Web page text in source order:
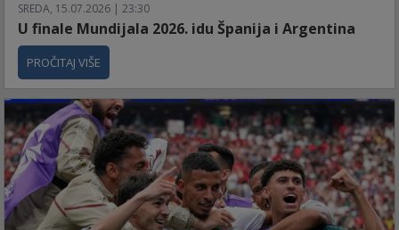
SREDA, 15.07.2026 | 23:30
U finale Mundijala 2026. idu Španija i Argentina
PROČITAJ VIŠE